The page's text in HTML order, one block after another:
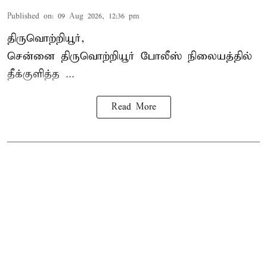
Published on: 09 Aug 2026, 12:36 pm
திருவொற்றியூர்,
சென்னை திருவொற்றியூர் போலீஸ் நிலையத்தில்
தீக்குளித்த ...
Read More